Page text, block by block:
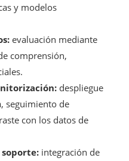
y modelos
evaluación mediante
comprensión,
despliegue
seguimiento de
con los datos de
integración de